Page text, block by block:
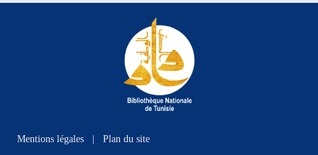
Mentions légales Plan du site